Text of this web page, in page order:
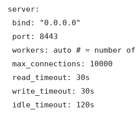
server:
bind: "0.0.0.0"
port: 8443
workers: auto # = number of
max_connections: 10000
read_timeout: 30s
write_timeout: 30s
idle_timeout: 120s